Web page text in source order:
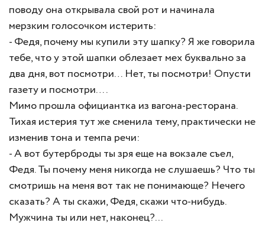
поводу она открывала свой рот и начинала
мерзким голосочком истерить:
- Федя, почему мы купили эту шапку? Я же говорила
тебе, что у этой шапки облезает мех буквально за
два дня, вот посмотри… Нет, ты посмотри! Опусти
газету и посмотри….
Мимо прошла официантка из вагона-ресторана.
Тихая истерия тут же сменила тему, практически не
изменив тона и темпа речи:
- А вот бутерброды ты зря еще на вокзале съел,
Федя. Ты почему меня никогда не слушаешь? Что ты
смотришь на меня вот так не понимающе? Нечего
сказать? А ты скажи, Федя, скажи что-нибудь.
Мужчина ты или нет, наконец?...